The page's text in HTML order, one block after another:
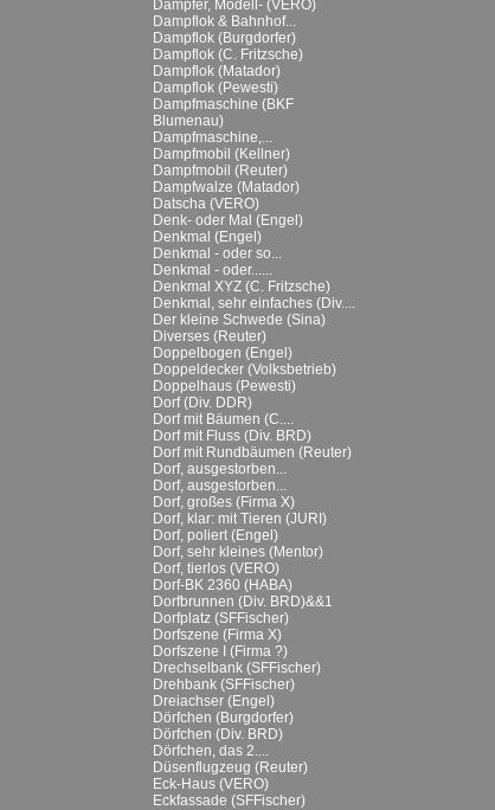
Dampfer, Modell- (VERO)
Dampflok & Bahnhof...
Dampflok (Burgdorfer)
Dampflok (C. Fritzsche)
Dampflok (Matador)
Dampflok (Pewesti)
Dampfmaschine (BKF
Blumenau)
Dampfmaschine,...
Dampfmobil (Kellner)
Dampfmobil (Reuter)
Dampfwalze (Matador)
Datscha (VERO)
Denk- oder Mal (Engel)
Denkmal (Engel)
Denkmal - oder so...
Denkmal - oder......
Denkmal XYZ (C. Fritzsche)
Denkmal, sehr einfaches (Div....
Der kleine Schwede (Sina)
Diverses (Reuter)
Doppelbogen (Engel)
Doppeldecker (Volksbetrieb)
Doppelhaus (Pewesti)
Dorf (Div. DDR)
Dorf mit Bäumen (C....
Dorf mit Fluss (Div. BRD)
Dorf mit Rundbäumen (Reuter)
Dorf, ausgestorben...
Dorf, ausgestorben...
Dorf, großes (Firma X)
Dorf, klar: mit Tieren (JURI)
Dorf, poliert (Engel)
Dorf, sehr kleines (Mentor)
Dorf, tierlos (VERO)
Dorf-BK 2360 (HABA)
Dorfbrunnen (Div. BRD)&&1
Dorfplatz (SFFischer)
Dorfszene (Firma X)
Dorfszene I (Firma ?)
Drechselbank (SFFischer)
Drehbank (SFFischer)
Dreiachser (Engel)
Dörfchen (Burgdorfer)
Dörfchen (Div. BRD)
Dörfchen, das 2....
Düsenflugzeug (Reuter)
Eck-Haus (VERO)
Eckfassade (SFFischer)